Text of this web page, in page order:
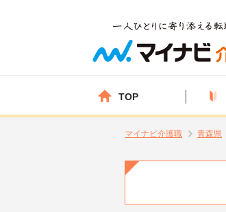
TOP
マイナビ介護職 青森県